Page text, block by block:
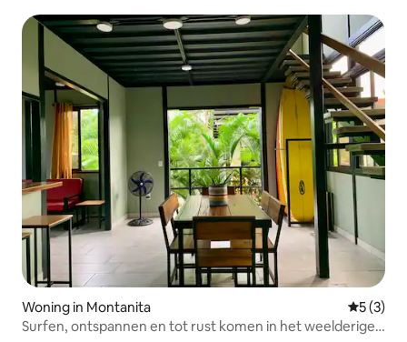
Woning in Montanita
5 (3)
Surfen, ontspannen en tot rust komen in het weelderige